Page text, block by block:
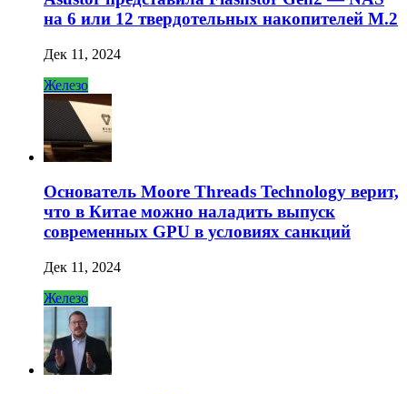
на 6 или 12 твердотельных накопителей M.2
Дек 11, 2024
Железо
Основатель Moore Threads Technology верит,
что в Китае можно наладить выпуск
современных GPU в условиях санкций
Дек 11, 2024
Железо